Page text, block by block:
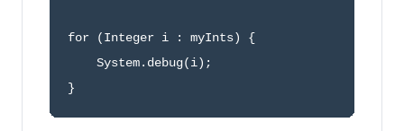
for (Integer i : myInts) {
    System.debug(i);
}